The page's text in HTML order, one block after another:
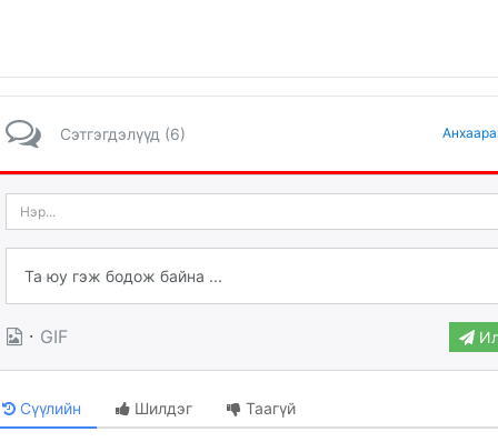
Сэтгэгдэлүүд (6)
· GIF
Сүүлийн Шилдэг Таагүй